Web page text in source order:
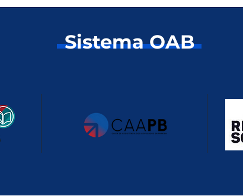
Sistema OAB